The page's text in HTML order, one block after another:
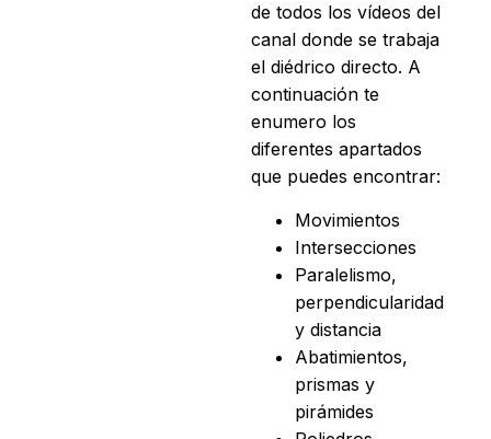
de todos los vídeos del
canal donde se trabaja
el diédrico directo. A
continuación te
enumero los
diferentes apartados
que puedes encontrar:
Movimientos
Intersecciones
Paralelismo,
perpendicularidad
y distancia
Abatimientos,
prismas y
pirámides